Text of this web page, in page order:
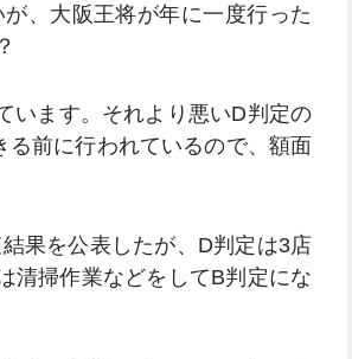
、大阪王将が年に一度行った
います。それより悪いD判定の
る前に行われているので、額面
果を公表したが、D判定は3店
清掃作業などをしてB判定にな